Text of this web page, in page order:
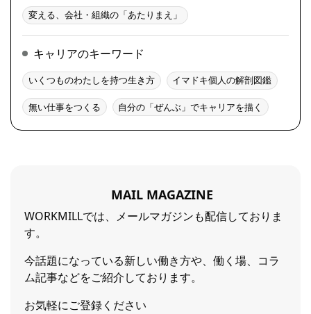
変える、会社・組織の「あたりまえ」
キャリアのキーワード
いくつものわたしを持つ生き方 イマドキ個人の解剖図鑑
無い仕事をつくる 自分の「ぜんぶ」でキャリアを描く
MAIL MAGAZINE
WORKMILLでは、メールマガジンも配信しておりま
す。
今話題になっている新しい働き方や、働く場、コラ
ム記事などをご紹介しております。
お気軽にご登録ください